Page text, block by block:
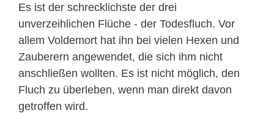
Es ist der schrecklichste der drei
unverzeihlichen Flüche - der Todesfluch. Vor
allem Voldemort hat ihn bei vielen Hexen und
Zauberern angewendet, die sich ihm nicht
anschließen wollten. Es ist nicht möglich, den
Fluch zu überleben, wenn man direkt davon
getroffen wird.